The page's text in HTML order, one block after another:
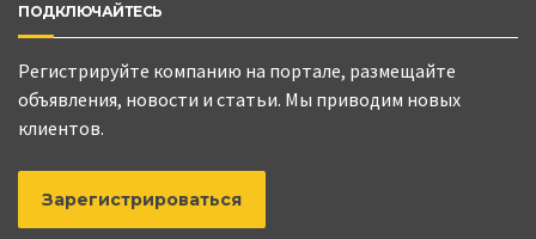
ПОДКЛЮЧАЙТЕСЬ
Регистрируйте компанию на портале, размещайте
объявления, новости и статьи. Мы приводим новых
клиентов.
Зарегистрироваться